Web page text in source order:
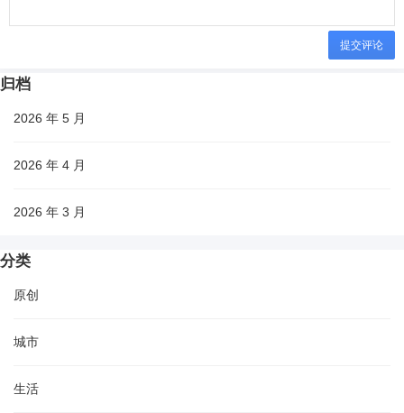
提交评论
归档
2026 年 5 月
2026 年 4 月
2026 年 3 月
分类
原创
城市
生活